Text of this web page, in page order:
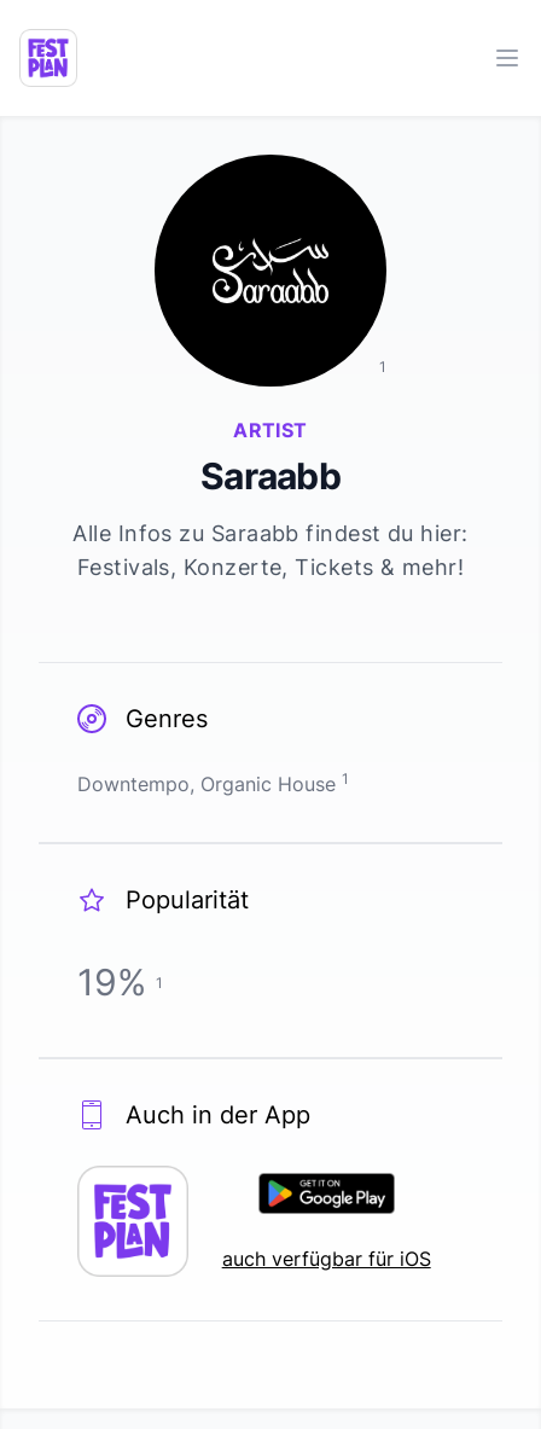
ARTIST
Saraabb
Alle Infos zu Saraabb findest du hier:
Festivals, Konzerte, Tickets & mehr!
1
Genres
Downtempo, Organic House 1
Popularität
19% 1
Auch in der App
auch verfügbar für iOS